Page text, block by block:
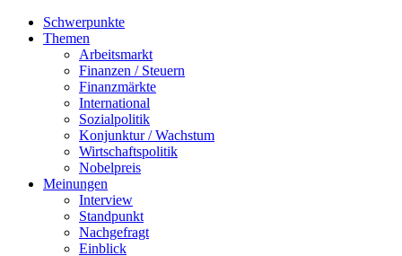
Schwerpunkte
Themen
Arbeitsmarkt
Finanzen / Steuern
Finanzmärkte
International
Sozialpolitik
Konjunktur / Wachstum
Wirtschaftspolitik
Nobelpreis
Meinungen
Interview
Standpunkt
Nachgefragt
Einblick